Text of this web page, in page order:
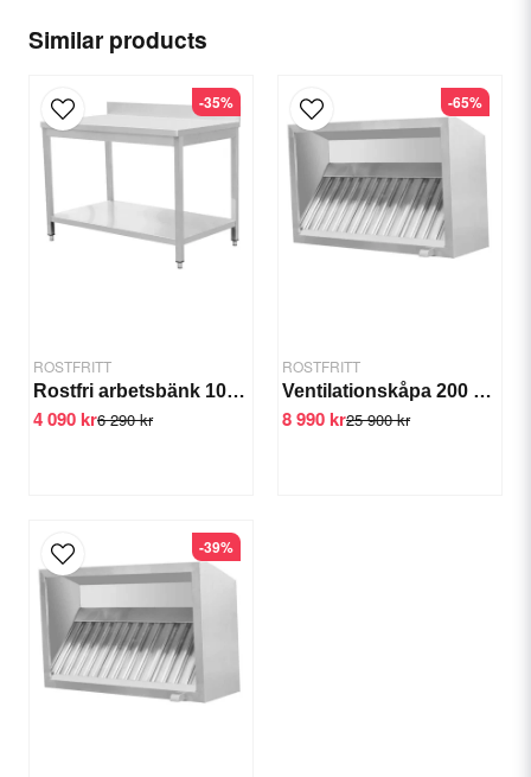
Similar products
ROSTFRITT
Rostfri arbetsbänk 1000-2000 mm - 1500x700x850
6 290 kr
4 090 kr
-35%
ROSTFRITT
Ventilationskåpa 200 cm Filter, fettuppsamlare, belysning
25 900 kr
8 990 kr
-65%
-39%
Name
email
Email
Yes, you can publish my question.